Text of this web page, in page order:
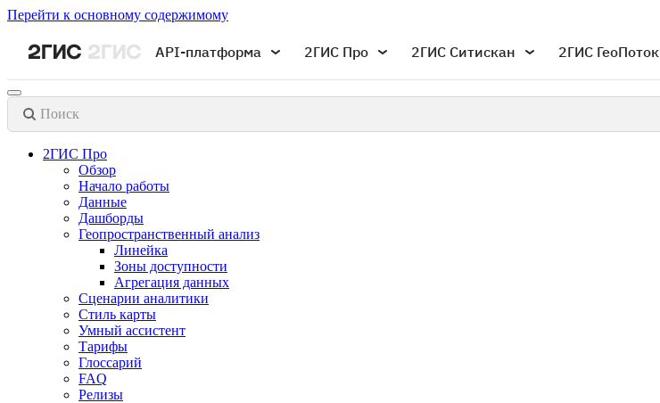
Перейти к основному содержимому
API-платформа 2ГИС Про 2ГИС Ситискан 2ГИС ГеоПоток
Поиск
2ГИС Про
Обзор
Начало работы
Данные
Дашборды
Геопространственный анализ
Линейка
Зоны доступности
Агрегация данных
Сценарии аналитики
Стиль карты
Умный ассистент
Тарифы
Глоссарий
FAQ
Релизы